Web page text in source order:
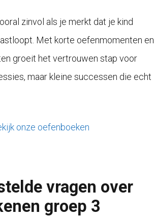
zinvol als je merkt dat je kind
Met korte oefenmomenten en
groeit het vertrouwen stap voor
maar kleine successen die echt
onze oefenboeken
vragen over
groep 3